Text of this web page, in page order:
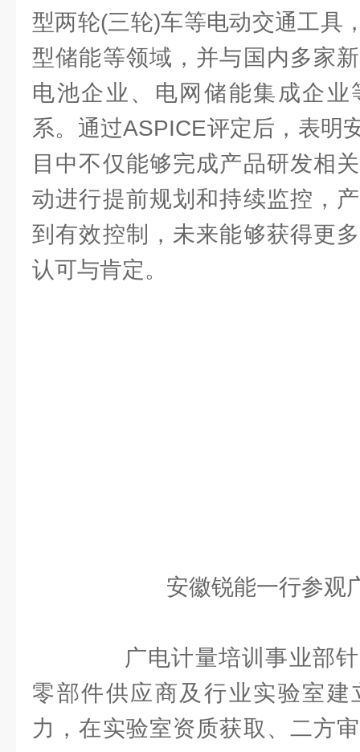
型两轮(三轮)车等电动交通工具
型储能等领域，并与国内多家
电池企业、电网储能集成企
系。通过ASPICE评定后，表明
目中不仅能够完成产品研发相
动进行提前规划和持续监控，
到有效控制，未来能够获得更
认可与肯定。
安徽锐能一行参观
广电计量培训事业部针
零部件供应商及行业实验室
力，在实验室资质获取、二方